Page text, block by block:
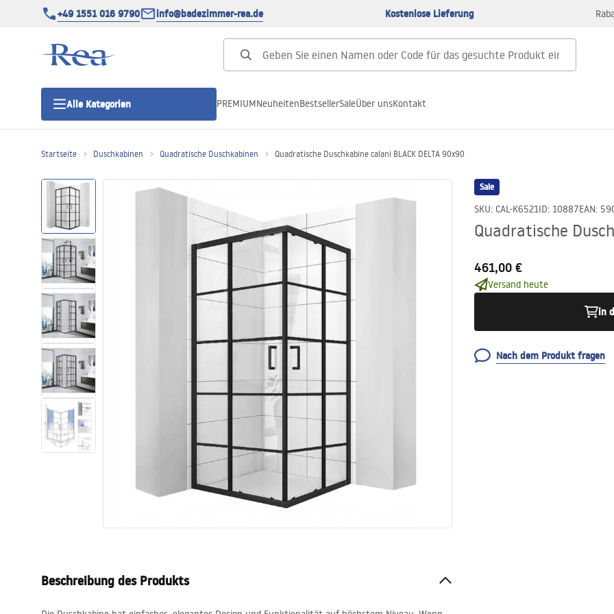
+49 1551 016 9790 info@badezimmer-rea.de Kostenlose Lieferung
Alle Kategorien
Duschwannen
Duschrinnen
Toiletten
Waschbecken
Wannen und
Badewannenaufsätze
Badarmaturen
Badezimmerzubehör und Möbel
PREMIUMNeuheitenBestsellerSaleÜber unsKontakt
Startseite Duschkabinen Quadratische Duschkabinen Quadratische Duschkabine calani BLACK DELTA 90x90
Sale
SKU: CAL-K6521ID: 10887EAN:
Quadratische
461,00 €
Versand heute
in
Nach dem Produkt fragen
Beschreibung des Produkts